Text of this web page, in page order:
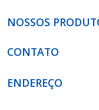
NOSSOS
CONTATO
ENDEREÇO